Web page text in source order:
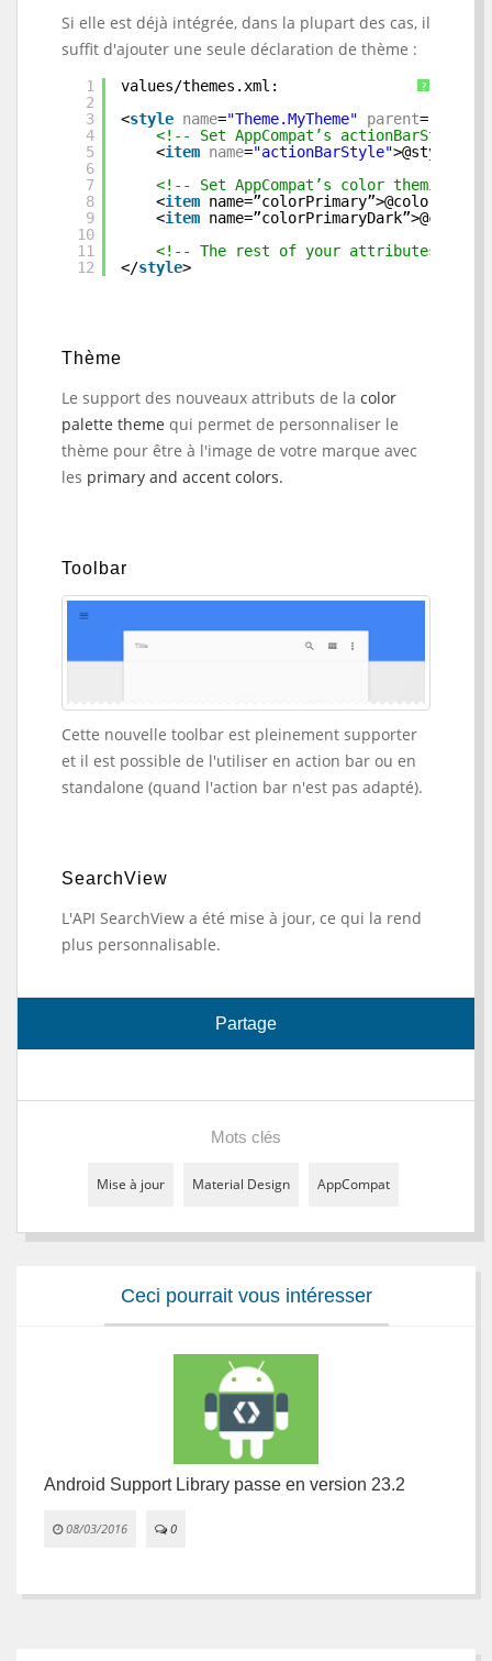
Si elle est déjà intégrée, dans la plupart des cas, il
suffit d'ajouter une seule déclaration de thème :
?
1
2
3
4
5
6
7
8
9
10
11
12
values/themes.xml:
<style name="Theme.MyTheme" parent=
<!-- Set AppCompat’s actionBarStyle --
<item name="actionBarStyle">@style/
<!-- Set AppCompat’s color theming
<item name=”colorPrimary”>@color/
<item name=”colorPrimaryDark”>@color/
<!-- The rest of your attributes -->
</style>
Thème
Le support des nouveaux attributs de la color
palette theme qui permet de personnaliser le
thème pour être à l'image de votre marque avec
les primary and accent colors.
Toolbar
Cette nouvelle toolbar est pleinement supporter
et il est possible de l'utiliser en action bar ou en
standalone (quand l'action bar n'est pas adapté).
SearchView
L'API SearchView a été mise à jour, ce qui la rend
plus personnalisable.
Partage
Mots clés
Mise à jour Material Design AppCompat
Ceci pourrait vous intéresser
Android Support Library passe en version 23.2
08/03/2016 0